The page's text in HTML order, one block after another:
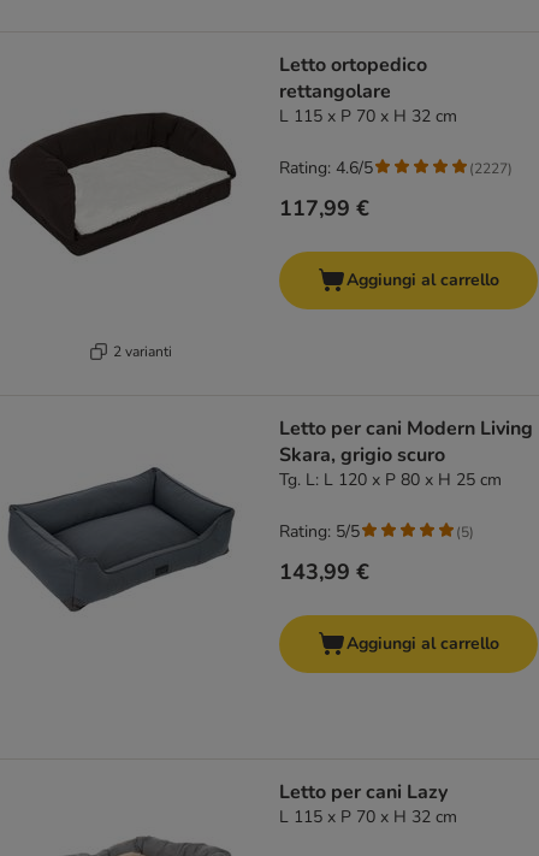
2 varianti
Letto ortopedico
rettangolare
L 115 x P 70 x H 32 cm
117,99 €
Rating: 4.6/5 (2227)
Aggiungi al carrello
Letto per cani Modern Living
Skara, grigio scuro
Tg. L: L 120 x P 80 x H 25 cm
143,99 €
Rating: 5/5 (5)
Aggiungi al carrello
Letto per cani Lazy
L 115 x P 70 x H 32 cm